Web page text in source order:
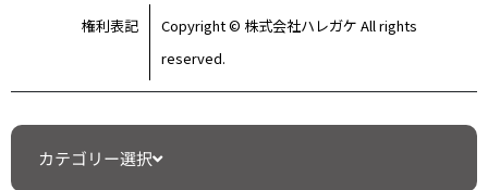
カテゴリー選択
権利表記
Copyright © 株式会社ハレガケ All rights
reserved.